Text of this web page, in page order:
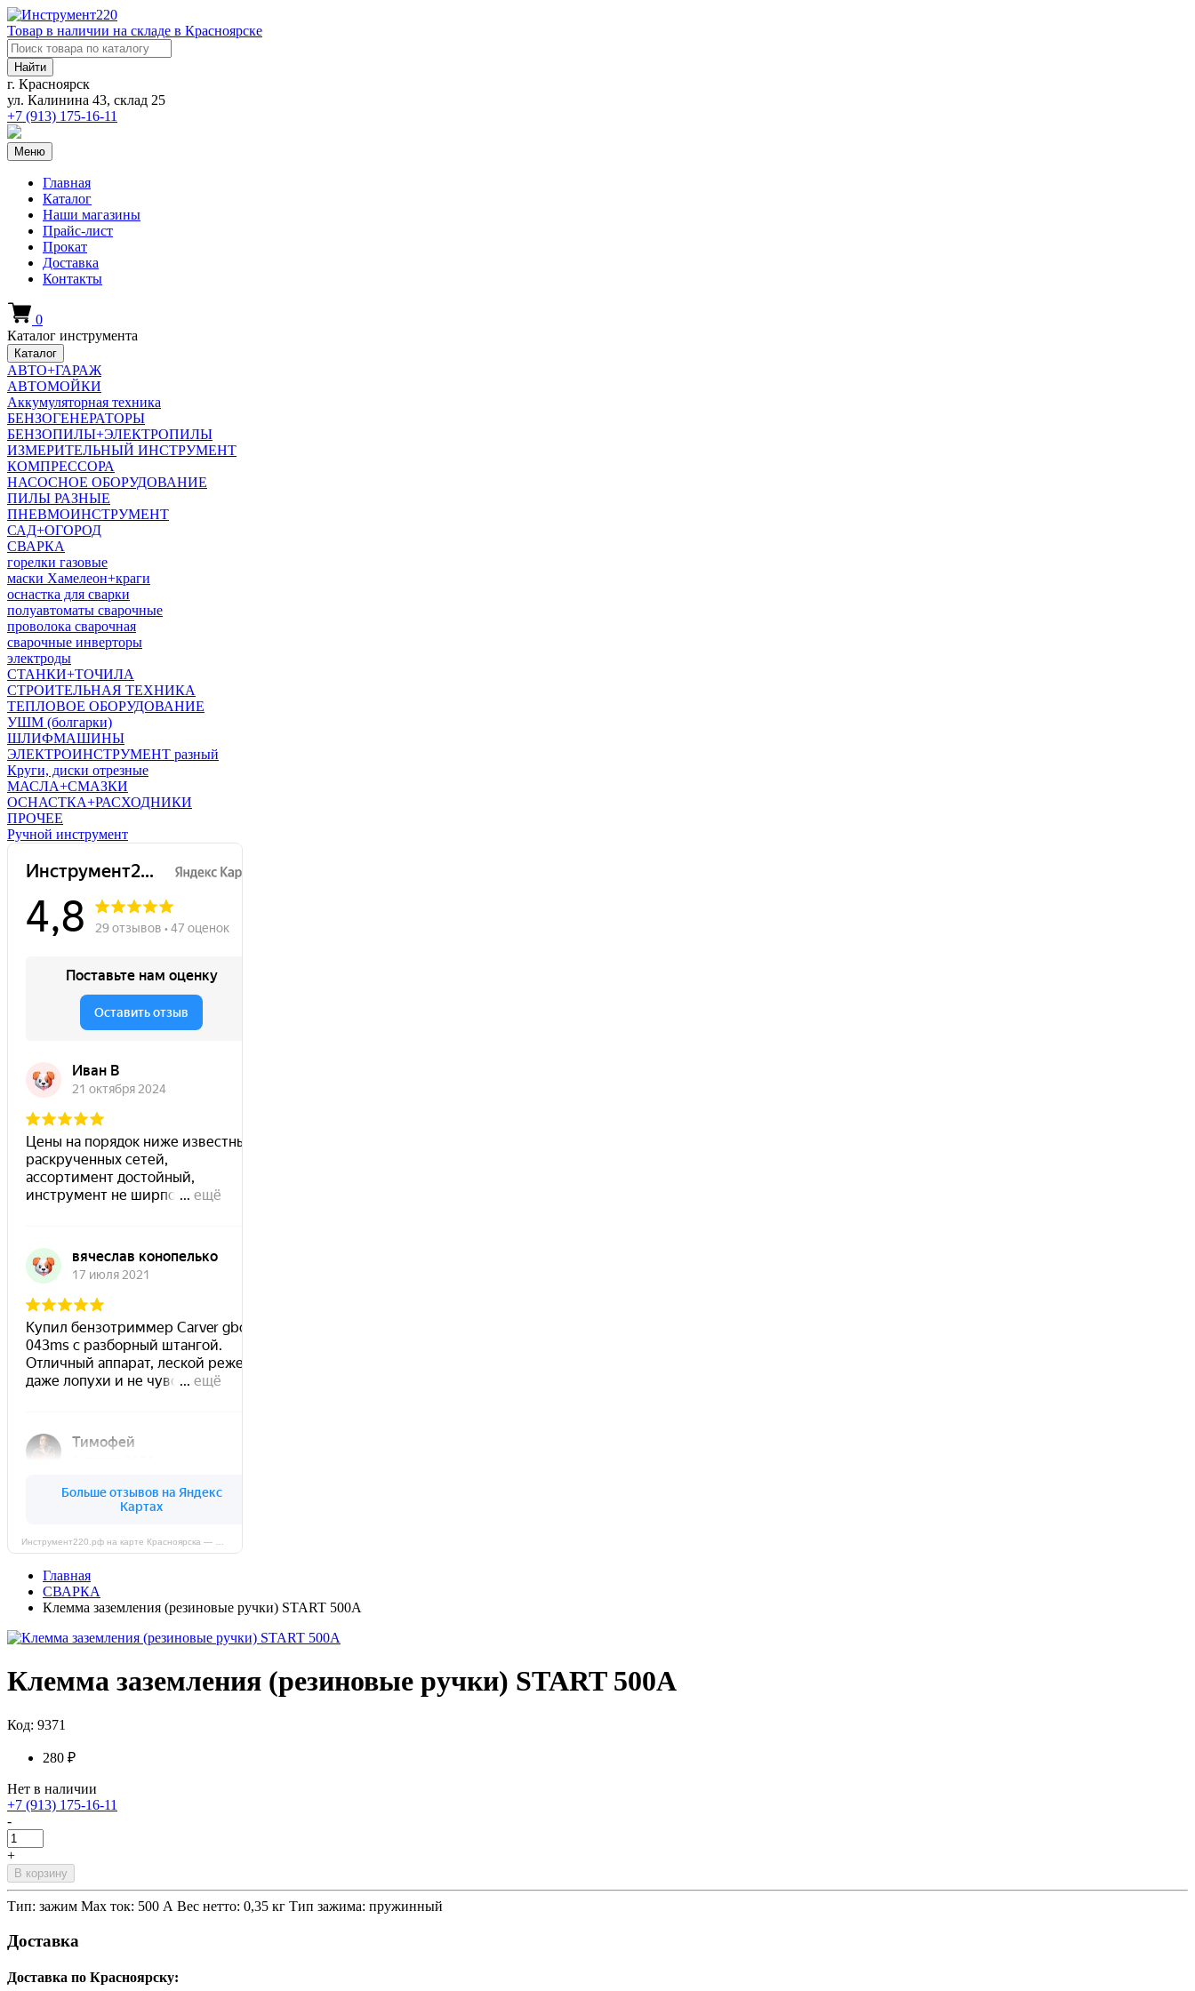
Товар в наличии на складе в Красноярске
Найти
г. Красноярск
ул. Калинина 43, склад 25
+7 (913) 175-16-11
Меню
Главная
Каталог
Наши магазины
Прайс-лист
Прокат
Доставка
Контакты
0
Каталог инструмента
Каталог
АВТО+ГАРАЖ
АВТОМОЙКИ
Аккумуляторная техника
БЕНЗОГЕНЕРАТОРЫ
БЕНЗОПИЛЫ+ЭЛЕКТРОПИЛЫ
ИЗМЕРИТЕЛЬНЫЙ ИНСТРУМЕНТ
КОМПРЕССОРА
НАСОСНОЕ ОБОРУДОВАНИЕ
ПИЛЫ РАЗНЫЕ
ПНЕВМОИНСТРУМЕНТ
САД+ОГОРОД
СВАРКА
горелки газовые
маски Хамелеон+краги
оснастка для сварки
полуавтоматы сварочные
проволока сварочная
сварочные инверторы
электроды
СТАНКИ+ТОЧИЛА
СТРОИТЕЛЬНАЯ ТЕХНИКА
ТЕПЛОВОЕ ОБОРУДОВАНИЕ
УШМ (болгарки)
ШЛИФМАШИНЫ
ЭЛЕКТРОИНСТРУМЕНТ разный
Круги, диски отрезные
МАСЛА+СМАЗКИ
ОСНАСТКА+РАСХОДНИКИ
ПРОЧЕЕ
Ручной инструмент
Главная
СВАРКА
Клемма заземления (резиновые ручки) START 500А
Клемма заземления (резиновые ручки) START 500А
Код: 9371
280 ₽
Нет в наличии
+7 (913) 175-16-11
-
+
В корзину
Тип: зажим Max ток: 500 А Вес нетто: 0,35 кг Тип зажима: пружинный
Доставка
Доставка по Красноярску: